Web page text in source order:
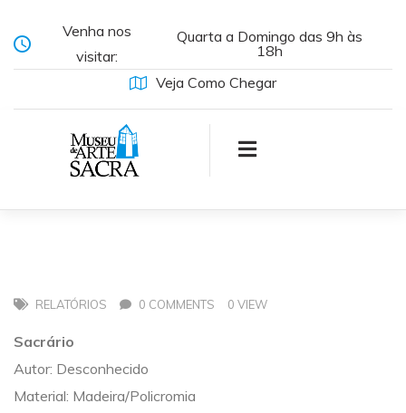
Venha nos
visitar:
Quarta a Domingo das 9h às
18h
Veja Como Chegar
RELATÓRIOS 0 COMMENTS 0 VIEW
Sacrário
Autor: Desconhecido
Material: Madeira/Policromia